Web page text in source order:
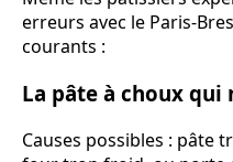
erreurs avec le Paris-
courants :
La pâte à choux qui
Causes possibles : pâte